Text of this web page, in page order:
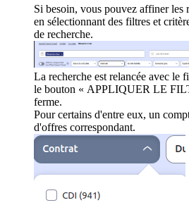
Si besoin, vous pouvez affiner les
en sélectionnant des filtres et
de recherche.
La recherche est relancée avec le
le bouton « APPLIQUER LE
ferme.
Pour certains d'entre eux, un
d'offres correspondant.